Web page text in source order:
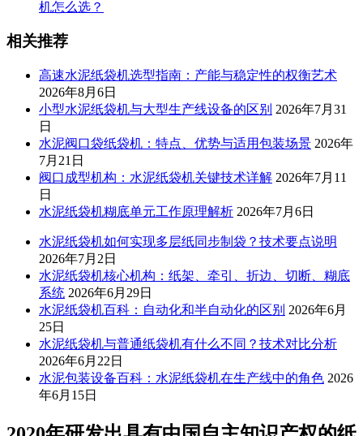
机怎么选？
相关推荐
高速水泥纸袋机选型指南：产能与稳定性的权衡艺术
2026年8月6日
小型水泥纸袋机与大型生产线设备的区别 2026年7月31
日
水泥阀口袋纸袋机：特点、优势与适用包装场景 2026年
7月21日
阀口成型机构：水泥纸袋机关键技术详解 2026年7月11
日
水泥纸袋机糊底单元工作原理解析 2026年7月6日
水泥纸袋机如何实现多层纸同步制袋？技术要点说明
2026年7月2日
水泥纸袋机核心机构：纸架、牵引、折边、切断、糊底
系统 2026年6月29日
水泥纸袋机百科：自动化和半自动化的区别 2026年6月
25日
水泥纸袋机与普通纸袋机有什么不同？技术对比分析
2026年6月22日
水泥包装设备百科：水泥纸袋机在生产线中的角色 2026
年6月15日